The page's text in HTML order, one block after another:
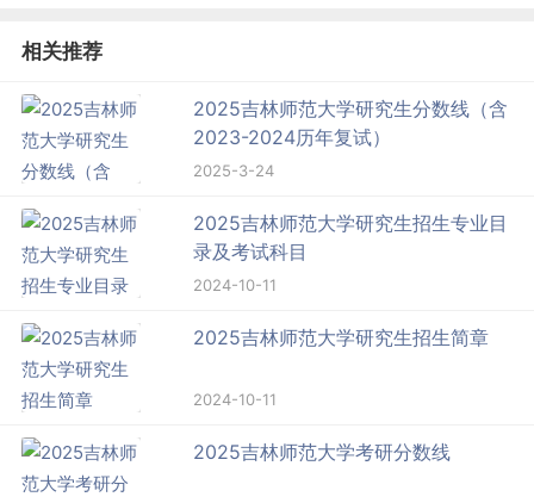
相关推荐
2025吉林师范大学研究生分数线（含
2023-2024历年复试）
2025-3-24
2025吉林师范大学研究生招生专业目
录及考试科目
2024-10-11
2025吉林师范大学研究生招生简章
2024-10-11
2025吉林师范大学考研分数线